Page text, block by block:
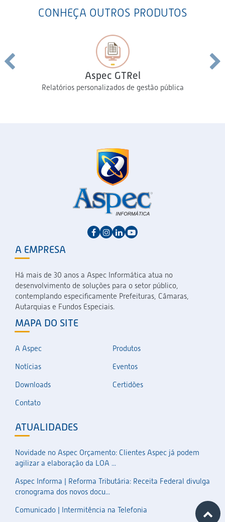
CONHEÇA OUTROS PRODUTOS
Aspec GTRel
Relatórios personalizados de gestão pública
A EMPRESA
Há mais de 30 anos a Aspec Informática atua no
desenvolvimento de soluções para o setor público,
contemplando especificamente Prefeituras, Câmaras,
Autarquias e Fundos Especiais.
MAPA DO SITE
A Aspec
Produtos
Notícias
Eventos
Downloads
Certidões
Contato
ATUALIDADES
Novidade no Aspec Orçamento: Clientes Aspec já podem
agilizar a elaboração da LOA ...
Aspec Informa | Reforma Tributária: Receita Federal divulga
cronograma dos novos docu...
Comunicado | Intermitência na Telefonia